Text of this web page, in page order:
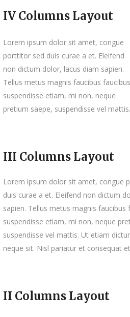
IV Columns Layout
Lorem ipsum dolor sit amet, congue
porttitor sed duis curae a et. Eleifend
non dictum dolor, lacus diam sapien.
Tellus metus magnis faucibus faucibus
suspendisse etiam, mi non, neque
pretium saepe, suspendisse vel mattis.
III Columns Layout
Lorem ipsum dolor sit amet, congue
duis curae a et. Eleifend non dictum
sapien. Tellus metus magnis faucibus
suspendisse etiam, mi non, neque
suspendisse vel mattis. Ut etiam
neque sit. Nisl pariatur et consequat
II Columns Layout